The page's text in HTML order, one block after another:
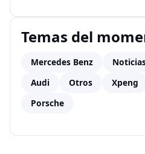
Temas del
Mercedes Benz
Audi
Otros Xpeng
Porsche